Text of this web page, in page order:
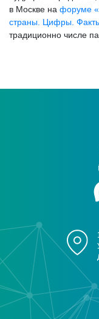
в Москве на форуме
страны. Цифры.
традиционно числе